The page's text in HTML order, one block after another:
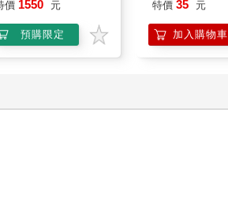
價 1550 元
預購限定
特價 35 元
加入購物車